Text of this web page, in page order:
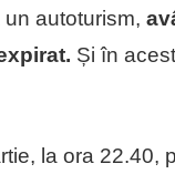
autoturism,
Și în
la ora 22.40,